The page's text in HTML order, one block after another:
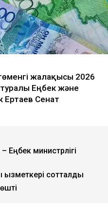
жалақысы 2026
Еңбек және
Ертаев Сенат
министрлігі
сотталды